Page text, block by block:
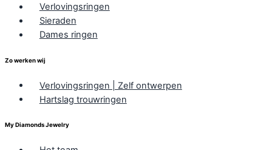
Verlovingsringen
Sieraden
Dames ringen
Zo werken wij
Verlovingsringen | Zelf ontwerpen
Hartslag trouwringen
My Diamonds Jewelry